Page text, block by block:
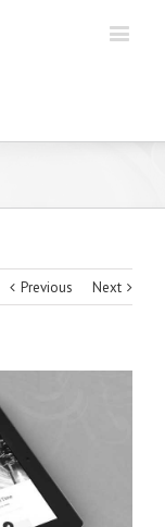
Previous Next